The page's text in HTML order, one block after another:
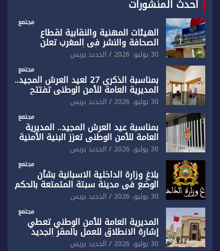
أحدث المنشورات
مجتمع
الهيئات المهنية والنقابية لقطاع
الصحافة والنشر في المغرب تعلن
رفضها القاطع لـ”أي أجندة انتخابية
مُعدة على مقاس سياسي ومصلحي
ضيق”
30 يوليو، 2026 الجديد بريس
مجتمع
بمناسبة الذكرى 27 لعيد العرش المجيد..
المديرية العامة للأمن الوطني تفتتح
المقر الجديد لفرقة الشرطة السياحية
بفاس
30 يوليو، 2026 الجديد بريس
مجتمع
بمناسبة عيد العرش المجيد.. المديرية
العامة للأمن الوطني تعزز البنية الأمنية
بالناظور بإحداث فرقتين جديدتين
30 يوليو، 2026 الجديد بريس
مجتمع
بلاغ وزارة الداخلية الاسبانية بشأن
الوضع في مدينة سبتة المتمتعة بالحكم
الذاتي
30 يوليو، 2026 الجديد بريس
مجتمع
المديرية العامة للأمن الوطني تعطي
إشارة الانطلاق للعمل بالمقر الجديد
للدائرة الثالثة للشرطة بولاية أمن العيون
30 يوليو، 2026 الجديد بريس